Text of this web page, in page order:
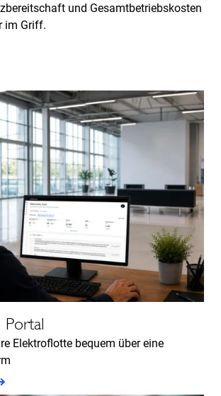
und Gesamtbetriebskosten
im Griff.
Elektroflotte bequem über eine